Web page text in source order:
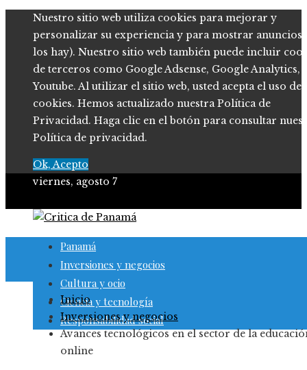
Nuestro sitio web utiliza cookies para mejorar y
personalizar su experiencia y para mostrar anuncios
los hay). Nuestro sitio web también puede incluir
de terceros como Google Adsense, Google Analytics,
Youtube. Al utilizar el sitio web, usted acepta el uso de
cookies. Hemos actualizado nuestra Política de
Privacidad. Haga clic en el botón para consultar
Política de privacidad.
Ok, Acepto
viernes, agosto 7
Panamá
Inversiones y negocios
Cultura y ocio
Ciencia y tecnología
Responsabilidad social
Inicio
Inversiones y negocios
Avances tecnológicos en el sector de la
online